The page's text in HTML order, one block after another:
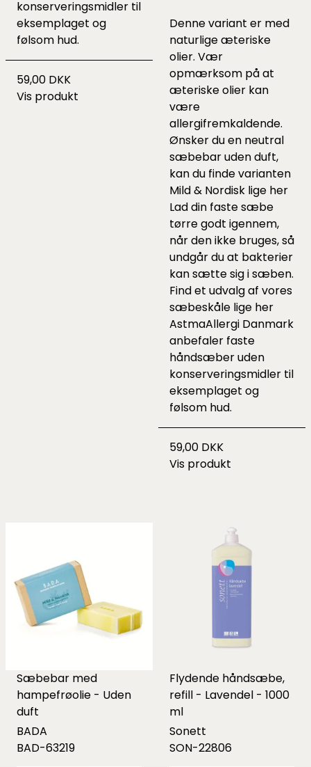
konserveringsmidler til
eksemplaget og
følsom hud.
59,00 DKK
Vis produkt
Denne variant er med
naturlige æteriske
olier. Vær
opmærksom på at
æteriske olier kan
være
allergifremkaldende.
Ønsker du en neutral
sæbebar uden duft,
kan du finde varianten
Mild & Nordisk lige her
Lad din faste sæbe
tørre godt igennem,
når den ikke bruges, så
undgår du at bakterier
kan sætte sig i sæben.
Find et udvalg af vores
sæbeskåle lige her
AstmaAllergi Danmark
anbefaler faste
håndsæber uden
konserveringsmidler til
eksemplaget og
følsom hud.
59,00 DKK
Vis produkt
Sæbebar med
hampefrøolie - Uden
duft
BADA
BAD-63219
Flydende håndsæbe,
refill - Lavendel - 1000
ml
Sonett
SON-22806